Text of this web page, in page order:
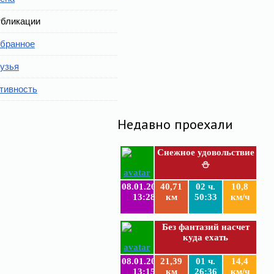
Недавно проехали
Снежное удовольствие
⛄
08.01.2019
13:28
40,71
км
02 ч.
50:33
10,8
км/ч
Без фантазий насчет
куда ехать
08.01.2019
13:15
21,39
км
01 ч.
26:36
14,4
км/ч